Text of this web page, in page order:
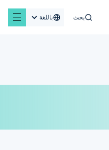
بحث باللغة